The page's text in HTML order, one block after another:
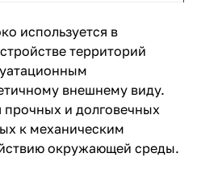
используется в
территорий
внешнему виду.
и долговечных
к механическим
окружающей среды.